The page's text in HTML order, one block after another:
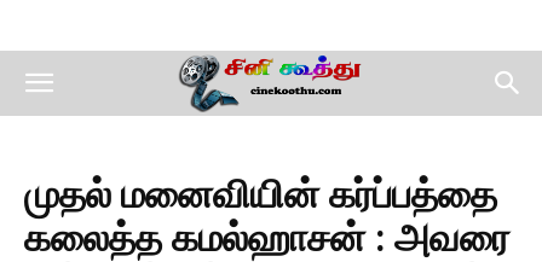
முதல் மனைவியின் கர்ப்பத்தை
கலைத்த கமல்ஹாசன் : அவரை